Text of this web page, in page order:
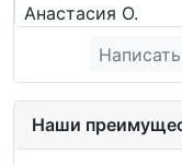
Анастасия О.
Наши